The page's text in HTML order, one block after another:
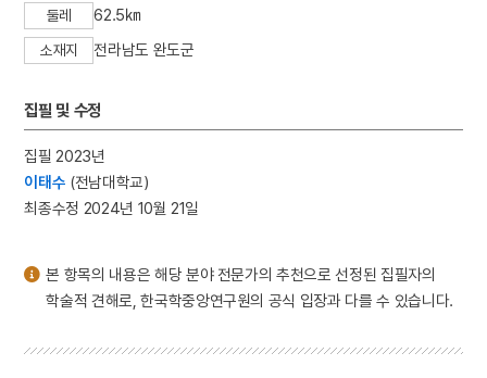
5 가례집람
6 강화도조약
10 신윤복
둘레 62.5㎞
소재지 전라남도 완도군
집필 및 수정
집필 2023년
이태수 (전남대학교)
최종수정 2024년 10월 21일
본 항목의 내용은 해당 분야 전문가의 추천으로 선정된 집필자의
학술적 견해로, 한국학중앙연구원의 공식 입장과 다를 수 있습니다.